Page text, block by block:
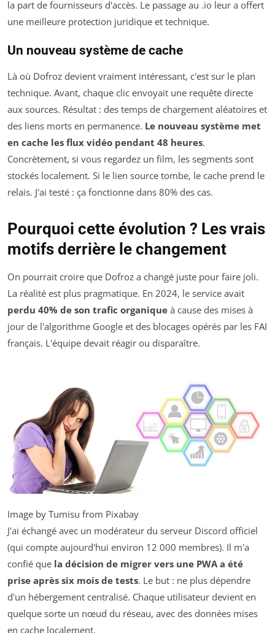
la part de fournisseurs d'accès. Le passage au .io leur a offert
une meilleure protection juridique et technique.
Un nouveau système de cache
Là où Dofroz devient vraiment intéressant, c'est sur le plan
technique. Avant, chaque clic envoyait une requête directe
aux sources. Résultat : des temps de chargement aléatoires et
des liens morts en permanence. Le nouveau système met
en cache les flux vidéo pendant 48 heures.
Concrètement, si vous regardez un film, les segments sont
stockés localement. Si le lien source tombe, le cache prend le
relais. J'ai testé : ça fonctionne dans 80% des cas.
Pourquoi cette évolution ? Les vrais
motifs derrière le changement
On pourrait croire que Dofroz a changé juste pour faire joli.
La réalité est plus pragmatique. En 2024, le service avait
perdu 40% de son trafic organique à cause des mises à
jour de l'algorithme Google et des blocages opérés par les FAI
français. L'équipe devait réagir ou disparaître.
Image by Tumisu from Pixabay
J'ai échangé avec un modérateur du serveur Discord officiel
(qui compte aujourd'hui environ 12 000 membres). Il m'a
confié que la décision de migrer vers une PWA a été
prise après six mois de tests. Le but : ne plus dépendre
d'un hébergement centralisé. Chaque utilisateur devient en
quelque sorte un nœud du réseau, avec des données mises
en cache localement.